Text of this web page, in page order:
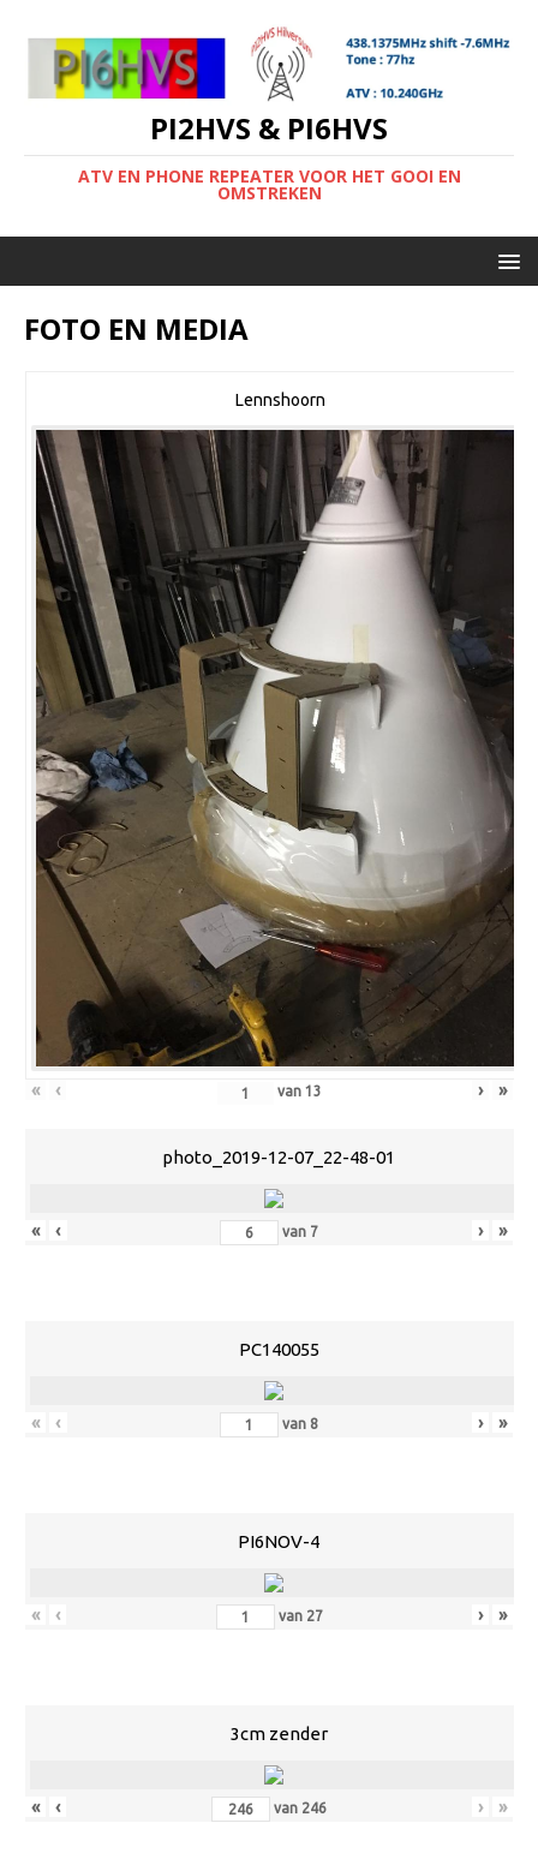
PI2HVS & PI6HVS
ATV EN PHONE REPEATER VOOR HET GOOI EN
OMSTREKEN
FOTO EN MEDIA
Lennshoorn
« ‹ van 13 › »
photo_2019-12-07_22-48-01
« ‹ van 7 › »
PC140055
« ‹ van 8 › »
PI6NOV-4
« ‹ van 27 › »
3cm zender
« ‹ van 246 › »